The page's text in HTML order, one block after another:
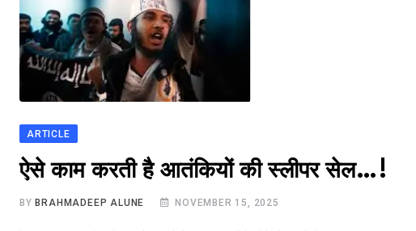
ARTICLE
ऐसे काम करती है आतंकियों की स्लीपर सेल…!
BY BRAHMADEEP ALUNE NOVEMBER 15, 2025